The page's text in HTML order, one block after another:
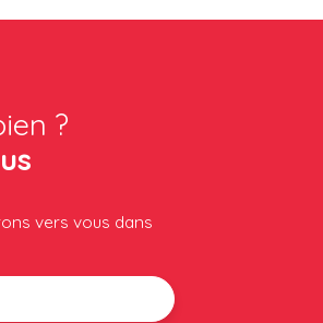
?
vers vous dans